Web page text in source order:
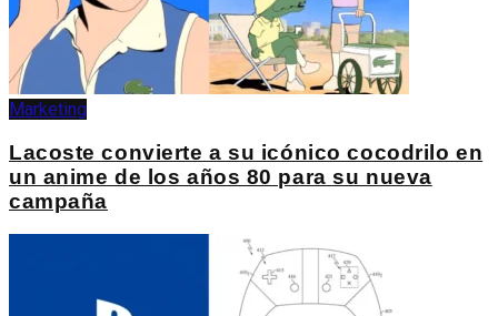
Marketing
Lacoste convierte a su icónico cocodrilo en
un anime de los años 80 para su nueva
campaña